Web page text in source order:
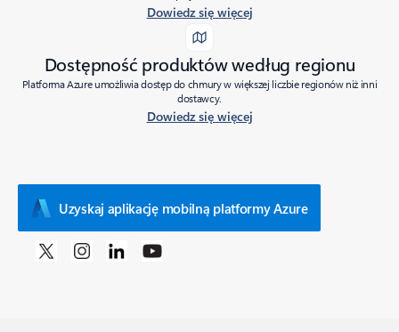
Dowiedz się więcej
Dostępność produktów według regionu
Platforma Azure umożliwia dostęp do chmury w większej liczbie regionów niż inni
dostawcy.
Dowiedz się więcej
Uzyskaj aplikację mobilną platformy Azure